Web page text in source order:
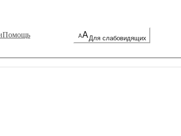
Помощь Для слабовидящих